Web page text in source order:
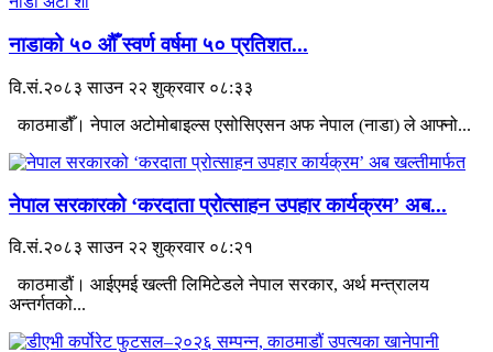
नाडाको ५० औँ स्वर्ण वर्षमा ५० प्रतिशत...
वि.सं.२०८३ साउन २२ शुक्रवार ०८:३३
काठमाडौँ। नेपाल अटोमोबाइल्स एसोसिएसन अफ नेपाल (नाडा) ले आफ्नो...
नेपाल सरकारको ‘करदाता प्रोत्साहन उपहार कार्यक्रम’ अब...
वि.सं.२०८३ साउन २२ शुक्रवार ०८:२१
काठमाडौं। आईएमई खल्ती लिमिटेडले नेपाल सरकार, अर्थ मन्त्रालय
अन्तर्गतको...